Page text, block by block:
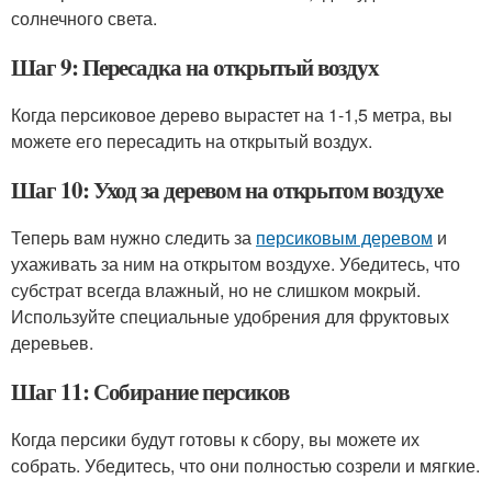
солнечного света.
Шаг 9: Пересадка на открытый воздух
Когда персиковое дерево вырастет на 1-1,5 метра, вы
можете его пересадить на открытый воздух.
Шаг 10: Уход за деревом на открытом воздухе
Теперь вам нужно следить за персиковым деревом и
ухаживать за ним на открытом воздухе. Убедитесь, что
субстрат всегда влажный, но не слишком мокрый.
Используйте специальные удобрения для фруктовых
деревьев.
Шаг 11: Собирание персиков
Когда персики будут готовы к сбору, вы можете их
собрать. Убедитесь, что они полностью созрели и мягкие.